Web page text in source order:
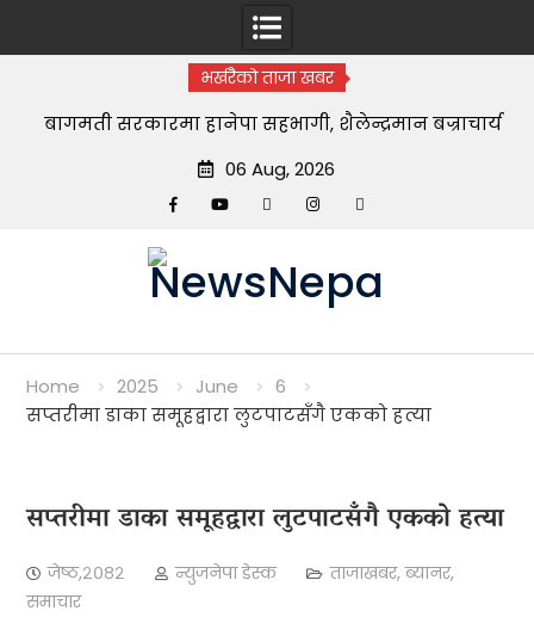
भर्खरैको ताजा खबर
बागमती सरकारमा हानेपा सहभागी, शैलेन्द्रमान बज्राचार्य
06 Aug, 2026
Home 2025 June
6
सप्तरीमा डाका समूहद्वारा लुटपाटसँगै एकको हत्या
सप्तरीमा डाका समूहद्वारा लुटपाटसँगै एकको हत्या
जेष्ठ,२०८२ न्युजनेपा डेस्क ताजाखबर,ब्यानर,
समाचार